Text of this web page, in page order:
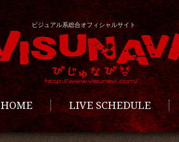
ビジュアル系総合オフィシャルサイト
HOME LIVE SCHEDULE